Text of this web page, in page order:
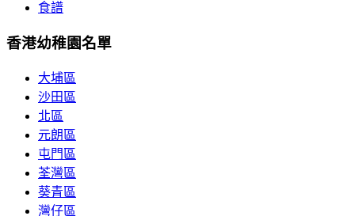
食譜
香港幼稚園名單
大埔區
沙田區
北區
元朗區
屯門區
荃灣區
葵青區
灣仔區